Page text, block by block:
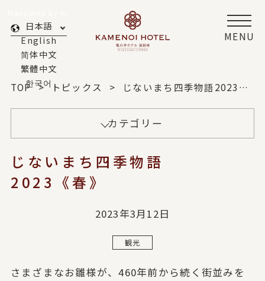
MENU
日本語
English
简体中文
繁體中文
한국어
TOP トピックス じないまち四季物語2023《春》
カテゴリー
じないまち四季物語
2023《春》
2023年3月12日
観光
さまざまなお雛様が、460年前から続く街並みを